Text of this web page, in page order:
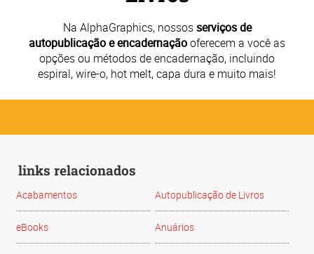
Na AlphaGraphics, nossosserviços de
autopublicação e encadernaçãooferecem a você as
opções ou métodos de encadernação, incluindo
espiral, wire-o, hot melt, capa dura e muito mais!
links relacionados
Acabamentos Autopublicação de Livros
eBooks Anuários